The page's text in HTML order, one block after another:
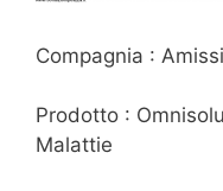
Compagnia :
Prodotto :
Malattie